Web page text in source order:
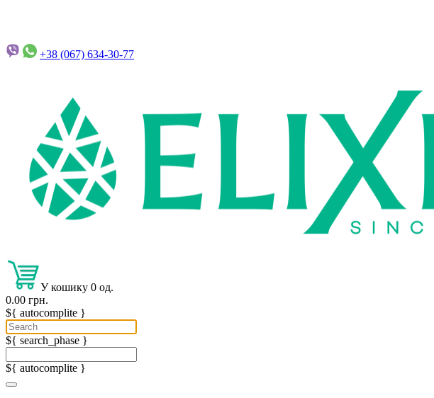
+38 (067) 634-30-77
У кошику 0 од.
0.00 грн.
${ autocomplite }
${ search_phase }
${ autocomplite }